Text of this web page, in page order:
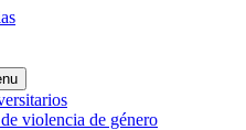
violencia de género